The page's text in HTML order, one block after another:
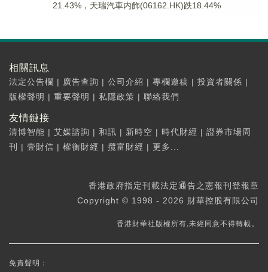
21.43%，天瑞汽車内飾(06162.HK)跌18.44%
相關訊息
法定公告欄 | 廣告查詢 | 公司介紹 | 專欄邀稿 | 投資者關係 |
版權聲明 | 重要聲明 | 私隱政策 | 聯絡我們
友情鏈接
清博智能 | 艾媒諮詢 | 和訊 | 新時空 | 時代財經 | 證券市場周
刊
| 壹財信 | 權衡財經 | 攬富財經 | 更多...
香港政府指定刊載法定通告之憲報刊登報章
Copyright © 1998 - 2026 財華控股有限公司
香港財華社版權所有,未經同意不得轉載。
免責聲明：